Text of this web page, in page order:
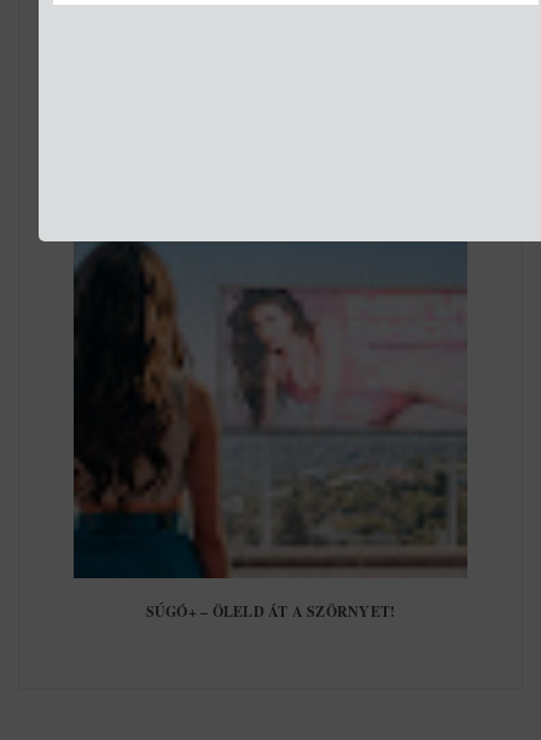
SÚGÓ+ – ÖLELD ÁT A SZÖRNYET!